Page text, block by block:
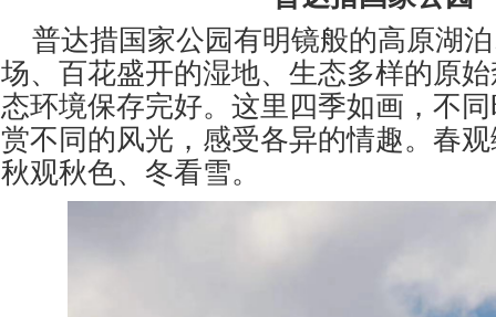
普达措国家公园有明镜般的高原湖
场、百花盛开的湿地、生态多样的原
态环境保存完好。这里四季如画，不
赏不同的风光，感受各异的情趣。春
秋观秋色、冬看雪。